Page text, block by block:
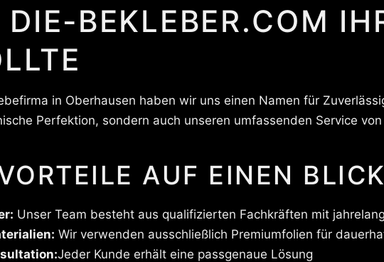
BEKLEBER.COM
in Oberhausen haben wir uns einen Namen für
Perfektion, sondern auch unseren umfassenden Service
AUF EINEN
Unser Team besteht aus qualifizierten Fachkräften mit
Wir verwenden ausschließlich Premiumfolien für
Jeder Kunde erhält eine passgenaue Lösung